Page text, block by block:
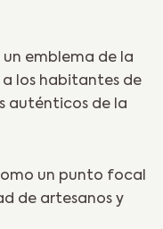
un emblema de la
a los habitantes de
auténticos de la
un punto focal
de artesanos y